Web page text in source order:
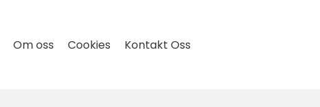
Om oss Cookies Kontakt Oss